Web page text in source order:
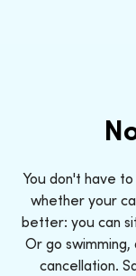
You don't have
whether your
better: you can
Or go
cancellation.